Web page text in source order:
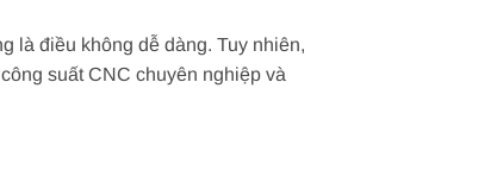
là điều không dễ dàng. Tuy nhiên,
suất CNC chuyên nghiệp và